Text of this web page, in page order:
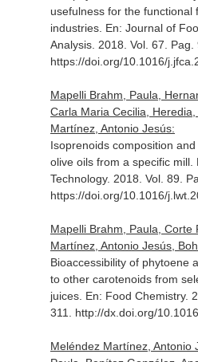
usefulness for the functional
industries. En: Journal of
Analysis. 2018. Vol. 67. Pag.
https://doi.org/10.1016/
Mapelli Brahm, Paula,
Carla Maria Cecilia,
Martínez, Antonio Jesús:
Isoprenoids composition
olive oils from a specific mill.
Technology. 2018. Vol. 89.
https://doi.org/10.1016/
Mapelli Brahm, Paula, Corte
Martínez, Antonio Jesús,
Bioaccessibility of phytoene
to other carotenoids from
juices. En: Food Chemistry.
311. http://dx.doi.org/
Meléndez Martínez, Antonio